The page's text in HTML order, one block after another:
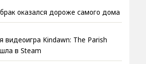
оказался дороже самого дома
видеоигра Kindawn: The Parish
в Steam